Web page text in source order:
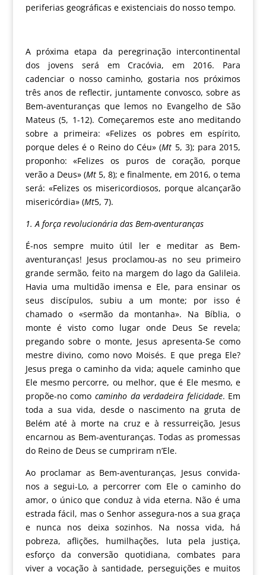
periferias geográficas e existenciais do nosso tempo.
A próxima etapa da peregrinação intercontinental
dos jovens será em Cracóvia, em 2016. Para
cadenciar o nosso caminho, gostaria nos próximos
três anos de reflectir, juntamente convosco, sobre as
Bem-aventuranças que lemos no Evangelho de São
Mateus (5, 1-12). Começaremos este ano meditando
sobre a primeira: «Felizes os pobres em espírito,
porque deles é o Reino do Céu» (Mt 5, 3); para 2015,
proponho: «Felizes os puros de coração, porque
verão a Deus» (Mt5, 8); e finalmente, em 2016, o tema
será: «Felizes os misericordiosos, porque alcançarão
misericórdia» (Mt5, 7).
1. A força revolucionária das Bem-aventuranças
É-nos sempre muito útil ler e meditar as Bem-
aventuranças! Jesus proclamou-as no seu primeiro
grande sermão, feito na margem do lago da Galileia.
Havia uma multidão imensa e Ele, para ensinar os
seus discípulos, subiu a um monte; por isso é
chamado o «sermão da montanha». Na Bíblia, o
monte é visto como lugar onde Deus Se revela;
pregando sobre o monte, Jesus apresenta-Se como
mestre divino, como novo Moisés. E que prega Ele?
Jesus prega o caminho da vida; aquele caminho que
Ele mesmo percorre, ou melhor, que é Ele mesmo, e
propõe-no como caminho da verdadeira felicidade. Em
toda a sua vida, desde o nascimento na gruta de
Belém até à morte na cruz e à ressurreição, Jesus
encarnou as Bem-aventuranças. Todas as promessas
do Reino de Deus se cumpriram n’Ele.
Ao proclamar as Bem-aventuranças, Jesus convida-
nos a segui-Lo, a percorrer com Ele o caminho do
amor, o único que conduz à vida eterna. Não é uma
estrada fácil, mas o Senhor assegura-nos a sua graça
e nunca nos deixa sozinhos. Na nossa vida, há
pobreza, aflições, humilhações, luta pela justiça,
esforço da conversão quotidiana, combates para
viver a vocação à santidade, perseguições e muitos